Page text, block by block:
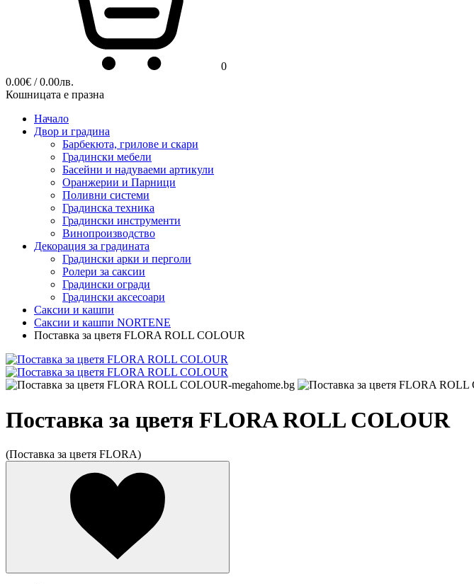
0
0.00€ / 0.00лв.
Кошницата е празна
Начало
Двор и градина
Барбекюта, грилове и скари
Градински мебели
Басейни и надуваеми артикули
Оранжерии и Парници
Поливни системи
Градинска техника
Градински инструменти
Винопроизводство
Декорация за градината
Градински арки и перголи
Ролери за саксии
Градински огради
Градински аксесоари
Саксии и кашпи
Саксии и кашпи NORTENE
Поставка за цветя FLORA ROLL COLOUR
Поставка за цветя FLORA ROLL COLOUR
(Поставка за цветя FLORA)